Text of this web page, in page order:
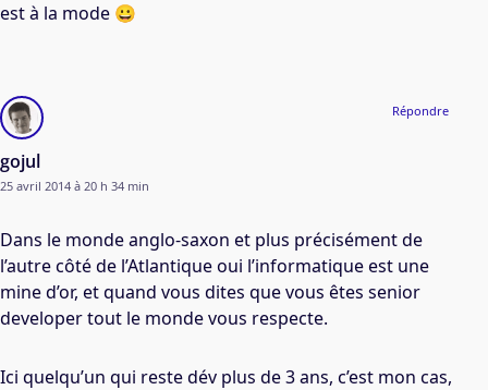
est à la mode 😀
gojul
25 avril 2014 à 20 h 34 min
Dans le monde anglo-saxon et plus précisément de
l’autre côté de l’Atlantique oui l’informatique est une
mine d’or, et quand vous dites que vous êtes senior
developer tout le monde vous respecte.
Ici quelqu’un qui reste dév plus de 3 ans, c’est mon cas,
Répondre